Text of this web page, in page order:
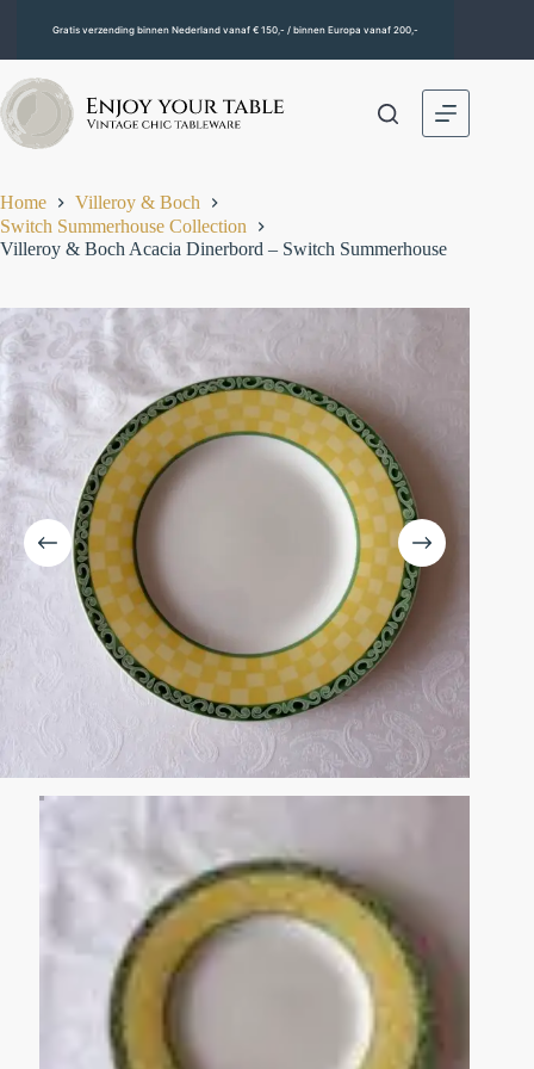
Gratis verzending binnen Nederland vanaf € 150,- / binnen Europa vanaf 200,-
Home
Villeroy & Boch
Switch Summerhouse Collection
Villeroy & Boch Acacia Dinerbord – Switch Summerhouse